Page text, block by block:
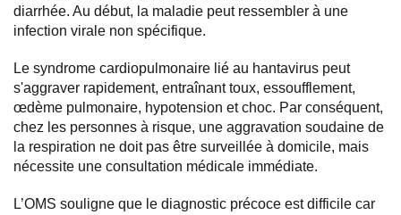
diarrhée. Au début, la maladie peut ressembler à une
infection virale non spécifique.
Le syndrome cardiopulmonaire lié au hantavirus peut
s'aggraver rapidement, entraînant toux, essoufflement,
œdème pulmonaire, hypotension et choc. Par conséquent,
chez les personnes à risque, une aggravation soudaine de
la respiration ne doit pas être surveillée à domicile, mais
nécessite une consultation médicale immédiate.
L’OMS souligne que le diagnostic précoce est difficile car